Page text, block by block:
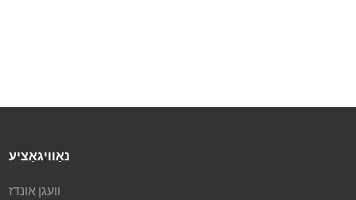
נאַוויגאַציע
וועגן אונדז